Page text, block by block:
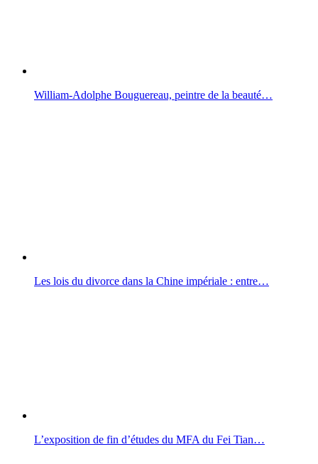
William-Adolphe Bouguereau, peintre de la beauté…
Les lois du divorce dans la Chine impériale : entre…
L’exposition de fin d’études du MFA du Fei Tian…